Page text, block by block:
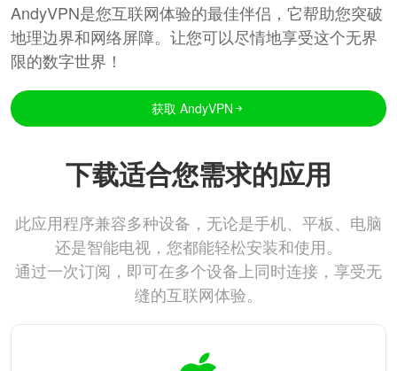
AndyVPN是您互联网体验的最佳伴侣，它帮助您突破
地理边界和网络屏障。让您可以尽情地享受这个无界
限的数字世界！
获取 AndyVPN
下载适合您需求的应用
此应用程序兼容多种设备，无论是手机、平板、电脑
还是智能电视，您都能轻松安装和使用。
通过一次订阅，即可在多个设备上同时连接，享受无
缝的互联网体验。